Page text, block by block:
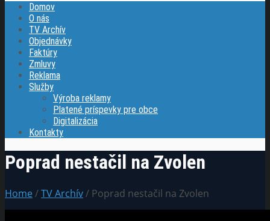
Domov
O nás
TV Archív
Objednávky
Faktúry
Zmluvy
Reklama
Služby
Výroba reklamy
Platené príspevky pre obce
Digitalizácia
Kontakty
Poprad nestačil na Zvolen
Home/TV Archív/ Poprad nestačil na Zvolen